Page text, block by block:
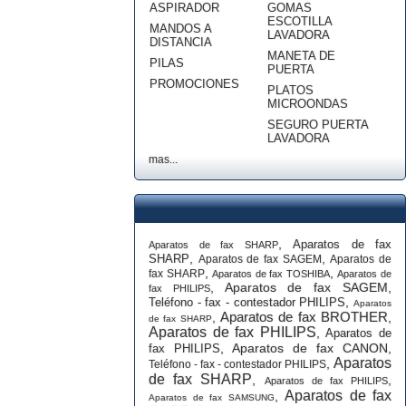
ASPIRADOR
MANDOS A
DISTANCIA
PILAS
PROMOCIONES
GOMAS
ESCOTILLA
LAVADORA
MANETA DE
PUERTA
PLATOS
MICROONDAS
SEGURO PUERTA
LAVADORA
mas...
Aparatos de fax SHARP, Aparatos de fax
SHARP
Aparatos de fax SAGEM ,Aparatos de
fax SHARP,Aparatos de fax TOSHIBA,Aparatos de
fax PHILIPS, Aparatos de fax SAGEM
Teléfono - fax - contestador PHILIPS ,Aparatos
de fax SHARP,Aparatos de fax BROTHER
Aparatos de fax PHILIPS ,Aparatos de
fax PHILIPS
Aparatos de fax CANON
Teléfono - fax - contestador PHILIPS Aparatos
de fax SHARP
Aparatos de fax PHILIPS
Aparatos de fax SAMSUNG
Aparatos de fax